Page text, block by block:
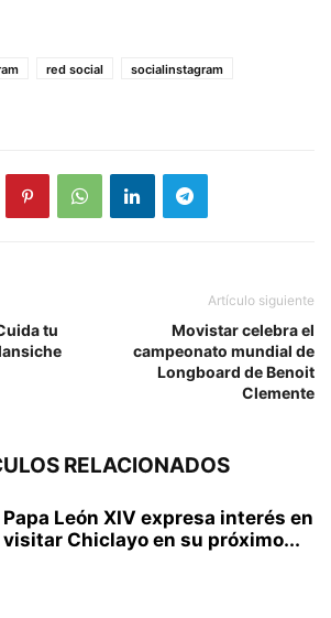
red social
socialinstagram
tu
Artículo siguiente
Movistar celebra el
campeonato mundial de
Longboard de Benoit
Clemente
RELACIONADOS
Papa León XIV expresa interés en
visitar Chiclayo en su próximo...